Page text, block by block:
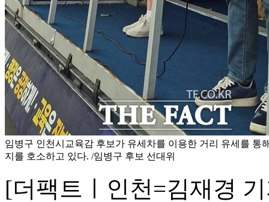
임병구 인천시교육감 후보가 유세차를 이용한 거리 유세를 통
지를 호소하고 있다. /임병구 후보 선대위
[더팩트ㅣ인천=김재경